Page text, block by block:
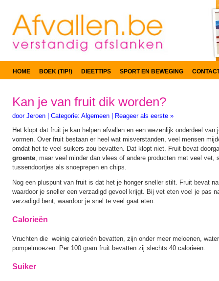
HOME BOEK (TIP!) DIEETTIPS SPORT EN BEWEGING
Kan je van fruit dik worden?
door Jeroen Categorie: Algemeen
Reageer als eerste »
Het klopt dat fruit je kan helpen afvallen en een wezenlijk onderdeel van
vormen. Over fruit bestaan er heel wat misverstanden, veel mensen
omdat het te veel suikers zou bevatten. Dat klopt niet. Fruit bevat
groente, maar veel minder dan vlees of andere producten met veel vet,
tussendoortjes als snoeprepen en chips.
Nog een pluspunt van fruit is dat het je honger sneller stilt. Fruit bevat
waardoor je sneller een verzadigd gevoel krijgt. Bij vet eten voel je pas
verzadigd bent, waardoor je snel te veel gaat eten.
Calorieën
Vruchten die weinig calorieën bevatten, zijn onder meer meloenen,
pompelmoezen. Per 100 gram fruit bevatten zij slechts 40 calorieën.
Suiker